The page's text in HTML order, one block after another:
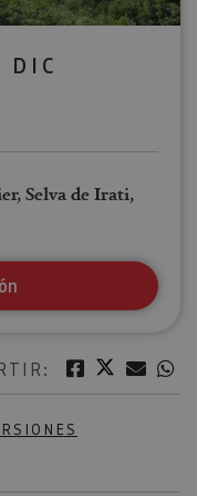
Facebook
Twitter
Selva de Irati,